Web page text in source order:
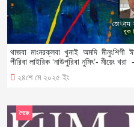
থাজবা মাংনরক্লবা খুনাই অমদি মীনুংশিগী
পীরিবা লাইরিক ‘নাউপুরিবা নুমিৎ’- মীয়েং
২৪শে মে ২০২৫ ইং
শৈরেং